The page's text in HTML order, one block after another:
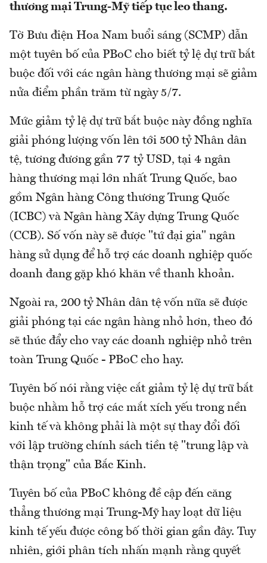
thương mại Trung-Mỹ tiếp tục leo thang.
Tờ Bưu điện Hoa Nam buổi sáng (SCMP) dẫn
một tuyên bố của PBoC cho biết tỷ lệ dự trữ bắt
buộc đối với các ngân hàng thương mại sẽ giảm
nửa điểm phần trăm từ ngày 5/7.
Mức giảm tỷ lệ dự trữ bắt buộc này đồng nghĩa
giải phóng lượng vốn lên tới 500 tỷ Nhân dân
tệ, tương đương gần 77 tỷ USD, tại 4 ngân
hàng thương mại lớn nhất Trung Quốc, bao
gồm Ngân hàng Công thương Trung Quốc
(ICBC) và Ngân hàng Xây dựng Trung Quốc
(CCB). Số vốn này sẽ được "tứ đại gia" ngân
hàng sử dụng để hỗ trợ các doanh nghiệp quốc
doanh đang gặp khó khăn về thanh khoản.
Ngoài ra, 200 tỷ Nhân dân tệ vốn nữa sẽ được
giải phóng tại các ngân hàng nhỏ hơn, theo đó
sẽ thúc đẩy cho vay các doanh nghiệp nhỏ trên
toàn Trung Quốc - PBoC cho hay.
Tuyên bố nói rằng việc cắt giảm tỷ lệ dự trữ bắt
buộc nhằm hỗ trợ các mắt xích yếu trong nền
kinh tế và không phải là một sự thay đổi đối
với lập trường chính sách tiền tệ "trung lập và
thận trọng" của Bắc Kinh.
Tuyên bố của PBoC không đề cập đến căng
thẳng thương mại Trung-Mỹ hay loạt dữ liệu
kinh tế yếu được công bố thời gian gần đây. Tuy
nhiên, giới phân tích nhấn mạnh rằng quyết